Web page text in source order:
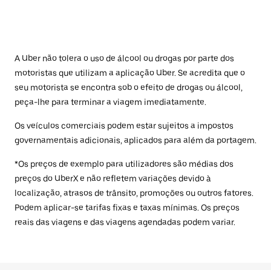
A Uber não tolera o uso de álcool ou drogas por parte dos
motoristas que utilizam a aplicação Uber. Se acredita que o
seu motorista se encontra sob o efeito de drogas ou álcool,
peça-lhe para terminar a viagem imediatamente.
Os veículos comerciais podem estar sujeitos a impostos
governamentais adicionais, aplicados para além da portagem.
*Os preços de exemplo para utilizadores são médias dos
preços do UberX e não refletem variações devido à
localização, atrasos de trânsito, promoções ou outros fatores.
Podem aplicar-se tarifas fixas e taxas mínimas. Os preços
reais das viagens e das viagens agendadas podem variar.